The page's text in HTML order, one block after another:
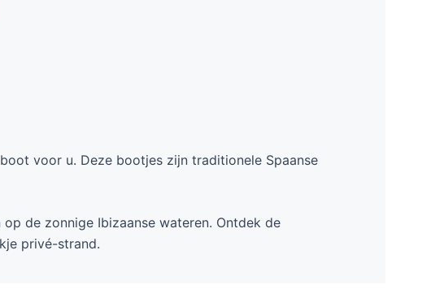
voor u. Deze bootjes zijn traditionele Spaanse
de zonnige Ibizaanse wateren. Ontdek de
privé-strand.